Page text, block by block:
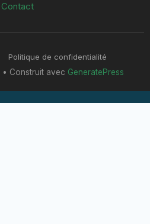
Contact
Politique de confidentialité
• Construit avec GeneratePress